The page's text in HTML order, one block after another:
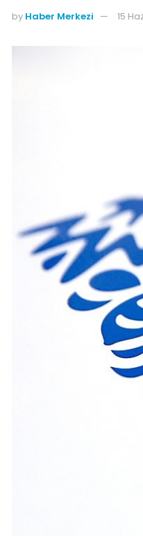
by Haber Merkezi 15